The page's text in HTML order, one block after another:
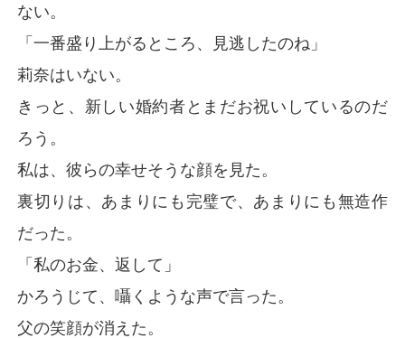
ない。
「一番盛り上がるところ、見逃したのね」
莉奈はいない。
きっと、新しい婚約者とまだお祝いしているのだ
ろう。
私は、彼らの幸せそうな顔を見た。
裏切りは、あまりにも完璧で、あまりにも無造作
だった。
「私のお金、返して」
かろうじて、囁くような声で言った。
父の笑顔が消えた。